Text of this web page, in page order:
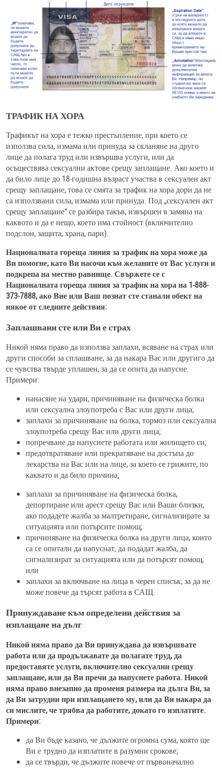
ТРАФИК НА ХОРА
Трафикът на хора е тежко престъпление, при което се
използва сила, измама или принуда за скланяне на друго
лице да полага труд или извършва услуги, или да
осъществява сексуални актове срещу заплащане. Ако което и
да било лице до 18-годишна възраст участва в сексуален акт
срещу заплащане, това се смята за трафик на хора дори да не
са използвани сила, измама или принуда. Под „сексуален акт
срещу заплащане“ се разбира такъв, извършен в замяна на
каквото и да е нещо, което има стойност (включително
подслон, защита, храна, пари).
Националната гореща линия за трафик на хора може да
Ви помогне, като Ви насочи към желаните от Вас услуги и
подкрепа на местно равнище. Свържете се с
Националната гореща линия за трафик на хора на 1-888-
373-7888, ако Вие или Ваш познат сте станали обект на
някое от следните действия:
Заплашвани сте или Ви е страх
Никой няма право да използва заплахи, всяване на страх или
други способи за сплашване, за да накара Вас или другиго да
се чувства твърде уплашен, за да се опита да напусне.
Примери:
нанасяне на удари, причиняване на физическа болка
или сексуална злоупотреба с Вас или други лица;
заплахи за причиняване на болка, тормоз или сексуална
злоупотреба срещу Вас или други лица;
попречване да напуснете работата или жилището си;
предотвратяване или прекратяване на достъпа до
лекарства на Вас или на лице, за което се грижите, по
каквато и да било причина;
заплахи за причиняване на физическа болка,
депортиране или арест срещу Вас или Ваши близки,
ако подадете жалба за малтретиране, сигнализирате за
ситуацията или потърсите помощ;
причиняване на физическа болка на други лица, които
са се опитали да напуснат, да подадат жалба, да
сигнализират за ситуацията или да потърсят помощ;
или
заплахи за включване на лица в черен списък, за да не
може повече да търсят работа в САЩ.
Принуждаване към определени действия за
изплащане на дълг
Никой няма право да Ви принуждава да извършвате
работа или да продължавате да полагате труд, да
предоставяте услуги, включително сексуални срещу
заплащане, или да Ви пречи да напуснете работа. Никой
няма право внезапно да променя размера на дълга Ви, за
да Ви затрудни при изплащането му, или да Ви накара да
си мислите, че трябва да работите, докато го изплатите.
Примери:
да Ви бъде казано, че дължите огромна сума, която ще
Ви е трудно да изплатите в разумни срокове;
да се твърди, че дължите повече от първоначално